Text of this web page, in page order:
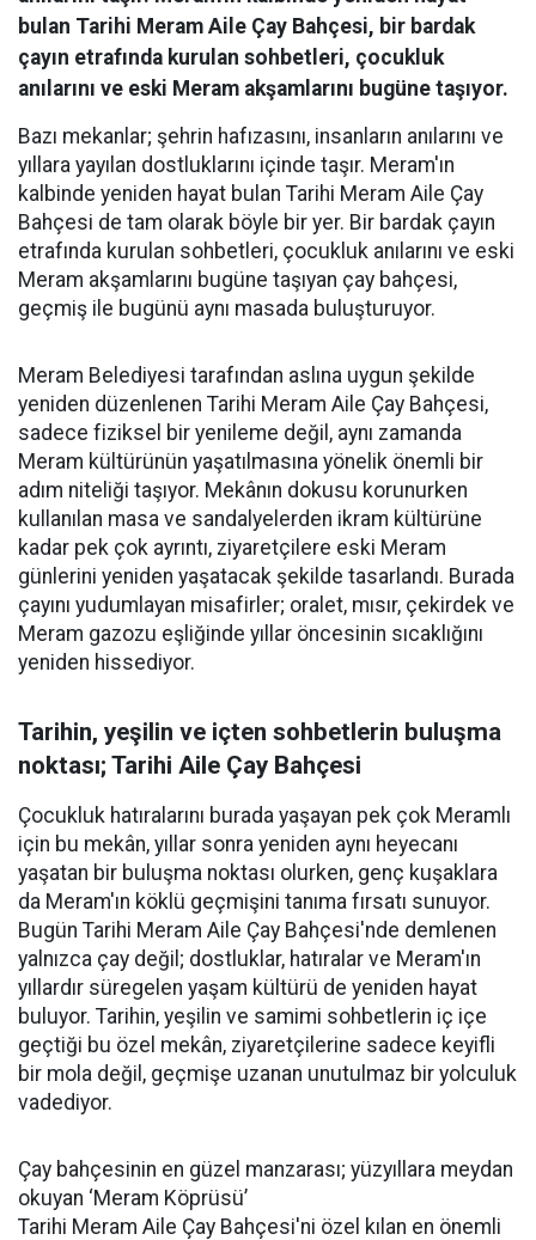
bulan Tarihi Meram Aile Çay Bahçesi, bir bardak
çayın etrafında kurulan sohbetleri, çocukluk
anılarını ve eski Meram akşamlarını bugüne taşıyor.
Bazı mekanlar; şehrin hafızasını, insanların anılarını ve
yıllara yayılan dostluklarını içinde taşır. Meram'ın
kalbinde yeniden hayat bulan Tarihi Meram Aile Çay
Bahçesi de tam olarak böyle bir yer. Bir bardak çayın
etrafında kurulan sohbetleri, çocukluk anılarını ve eski
Meram akşamlarını bugüne taşıyan çay bahçesi,
geçmiş ile bugünü aynı masada buluşturuyor.
Meram Belediyesi tarafından aslına uygun şekilde
yeniden düzenlenen Tarihi Meram Aile Çay Bahçesi,
sadece fiziksel bir yenileme değil, aynı zamanda
Meram kültürünün yaşatılmasına yönelik önemli bir
adım niteliği taşıyor. Mekânın dokusu korunurken
kullanılan masa ve sandalyelerden ikram kültürüne
kadar pek çok ayrıntı, ziyaretçilere eski Meram
günlerini yeniden yaşatacak şekilde tasarlandı. Burada
çayını yudumlayan misafirler; oralet, mısır, çekirdek ve
Meram gazozu eşliğinde yıllar öncesinin sıcaklığını
yeniden hissediyor.
Tarihin, yeşilin ve içten sohbetlerin buluşma
noktası; Tarihi Aile Çay Bahçesi
Çocukluk hatıralarını burada yaşayan pek çok Meramlı
için bu mekân, yıllar sonra yeniden aynı heyecanı
yaşatan bir buluşma noktası olurken, genç kuşaklara
da Meram'ın köklü geçmişini tanıma fırsatı sunuyor.
Bugün Tarihi Meram Aile Çay Bahçesi'nde demlenen
yalnızca çay değil; dostluklar, hatıralar ve Meram'ın
yıllardır süregelen yaşam kültürü de yeniden hayat
buluyor. Tarihin, yeşilin ve samimi sohbetlerin iç içe
geçtiği bu özel mekân, ziyaretçilerine sadece keyifli
bir mola değil, geçmişe uzanan unutulmaz bir yolculuk
vadediyor.
Çay bahçesinin en güzel manzarası; yüzyıllara meydan
okuyan ‘Meram Köprüsü’
Tarihi Meram Aile Çay Bahçesi'ni özel kılan en önemli